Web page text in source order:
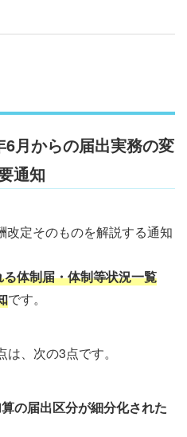
月からの届出実務の変
通知
定そのものを解説する通知
体制届・体制等状況一覧
です。
、次の3点です。
の届出区分が細分化された